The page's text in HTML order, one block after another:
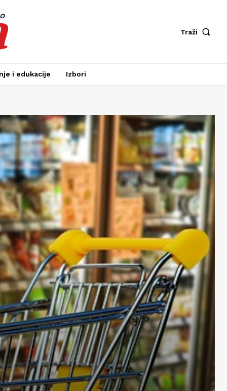
Traži
i edukacije Izbori